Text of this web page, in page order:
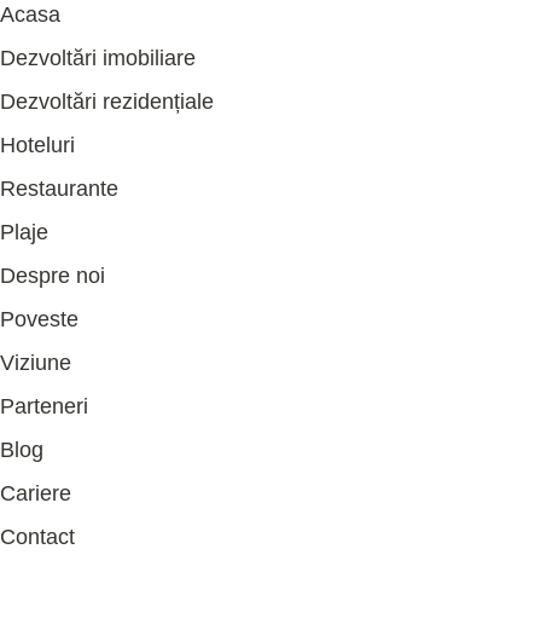
Acasa
Dezvoltări imobiliare
Dezvoltări rezidențiale
Hoteluri
Restaurante
Plaje
Despre noi
Poveste
Viziune
Parteneri
Blog
Cariere
Contact